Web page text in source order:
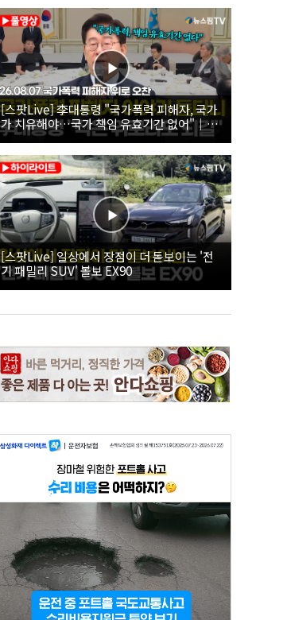
[스팟Live] 李대통령 "국가폭력 피해자, 국가
가 치유해야…국가 책임 유효기간 없어"｜
26.08.07 국가폭력 피해자 위로 오찬
[스팟Live] 일상에서 장점이 더 돋보이는 '전
기 패밀리 SUV' 볼보 EX90